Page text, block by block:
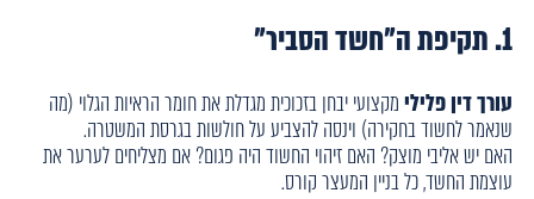
1. תקיפת ה"חשד הסביר"
עורך דין פלילימקצועי יבחן בזכוכית מגדלת את חומר הראיות הגלוי (מה
שנאמר לחשוד בחקירה) וינסה להצביע על חולשות בגרסת המשטרה.
האם יש אליבי מוצק? האם זיהוי החשוד היה פגום? אם מצליחים לערער את
עוצמת החשד, כל בניין המעצר קורס.